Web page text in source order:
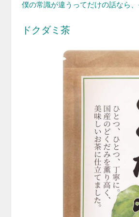
僕の常識が違うってだけの話なら
ドクダミ茶